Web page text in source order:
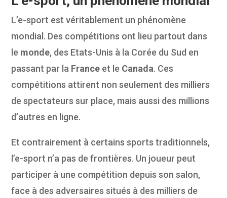
L’e-sport est véritablement un phénomène
mondial. Des compétitions ont lieu partout dans
le monde, des Etats-Unis à la Corée du Sud en
passant par la France et le Canada. Ces
compétitions attirent non seulement des milliers
de spectateurs sur place, mais aussi des millions
d’autres en ligne.
Et contrairement à certains sports traditionnels,
l’e-sport n’a pas de frontières. Un joueur peut
participer à une compétition depuis son salon,
face à des adversaires situés à des milliers de